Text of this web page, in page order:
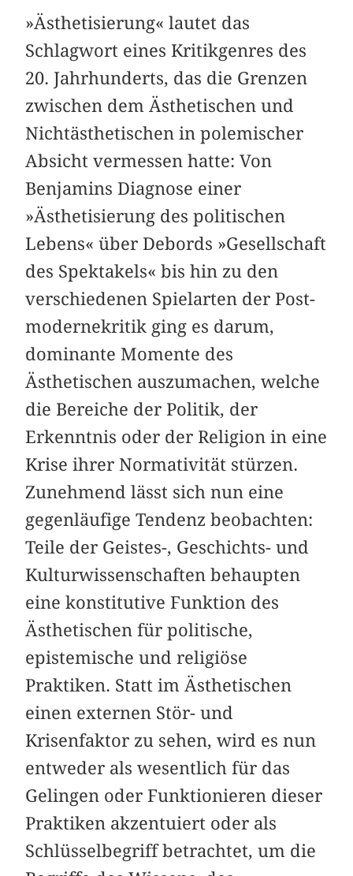
»Ästhetisierung« lautet das
Schlagwort eines K­ritikgenres des
20. Jahrhunderts, das die Grenzen
zwischen dem Ästhetischen und
Nichtästhetischen in polemischer
Absicht vermessen hatte: Von
Benjamins Diagnose einer
»Ästhetisierung des politischen
Lebens« über Debords »Gesellschaft
des Spektakels« bis hin zu den
verschiedenen Spielarten der Post­
modernekritik ging es darum,
dominante Momente des
Ästhetischen auszumachen, welche
die Bereiche der Politik, der
Erkenntnis oder der Religion in eine
Krise ihrer Norma­tivität stürzen.
Zunehmend lässt sich nun eine
gegenläufige Tendenz beobachten:
Teile der Geistes-, Geschichts- und
Kulturwissenschaften behaupten
eine konstitutive Funktion des
Ästhetischen für politische,
epistemische und religiöse
Praktiken. Statt im Ästhetischen
einen externen Stör- und
Krisenfaktor zu sehen, wird es nun
entweder als wesentlich für das
Gelingen oder Funktionieren dieser
Praktiken akzentuiert oder als
Schlüsselbegriff betrachtet, um die